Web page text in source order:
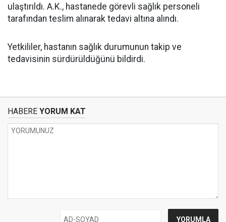
ulaştırıldı. A.K., hastanede görevli sağlık personeli
tarafından teslim alınarak tedavi altına alındı.
Yetkililer, hastanın sağlık durumunun takip ve
tedavisinin sürdürüldüğünü bildirdi.
HABERE YORUM KAT